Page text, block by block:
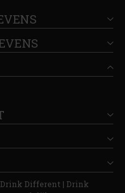
Drink Different | Drink